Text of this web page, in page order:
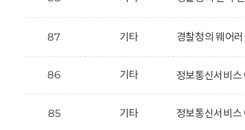
87 기타 경찰청의 웨어
86 기타 정보통신서비스
85 기타 정보통신서비스